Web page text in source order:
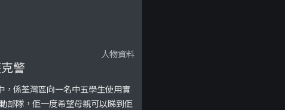
人物資料
警
，係荃灣區向一名中五學生使用實
部隊，佢一度希望母親可以睇到佢